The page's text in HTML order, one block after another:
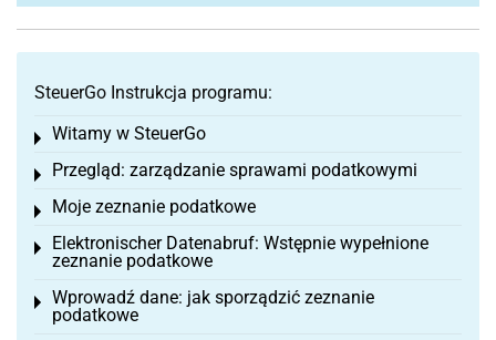
SteuerGo Instrukcja programu:
Witamy w SteuerGo
Toggle menu
Przegląd: zarządzanie sprawami podatkowymi
Toggle menu
Moje zeznanie podatkowe
Toggle menu
Elektronischer Datenabruf: Wstępnie wypełnione
zeznanie podatkowe
Toggle menu
Wprowadź dane: jak sporządzić zeznanie
podatkowe
Toggle menu